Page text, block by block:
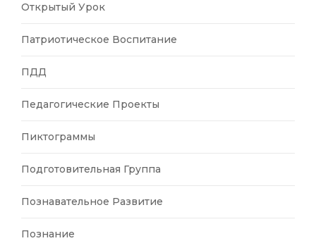
Открытый Урок
Патриотическое Воспитание
ПДД
Педагогические Проекты
Пиктограммы
Подготовительная Группа
Познавательное Развитие
Познание